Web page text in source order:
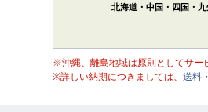
北海道・中国・四国・九
※沖縄、離島地域は原則としてサー
※詳しい納期につきましては、送料